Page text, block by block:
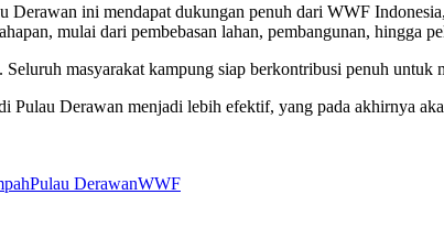
Derawan ini mendapat dukungan penuh dari WWF
mulai dari pembebasan lahan, pembangunan, hingga
masyarakat kampung siap berkontribusi penuh untuk
Pulau Derawan menjadi lebih efektif, yang pada akhirnya
Pulau DerawanWWF